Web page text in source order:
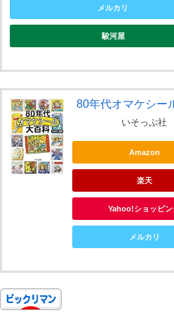
メルカリ
駿河屋
80年代オマケシー
いそっぷ社
Amazon
楽天
Yahoo!ショッピン
メルカリ